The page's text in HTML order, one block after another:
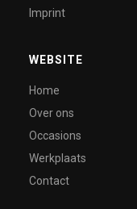
Imprint
WEBSITE
Home
Over ons
Occasions
Werkplaats
Contact